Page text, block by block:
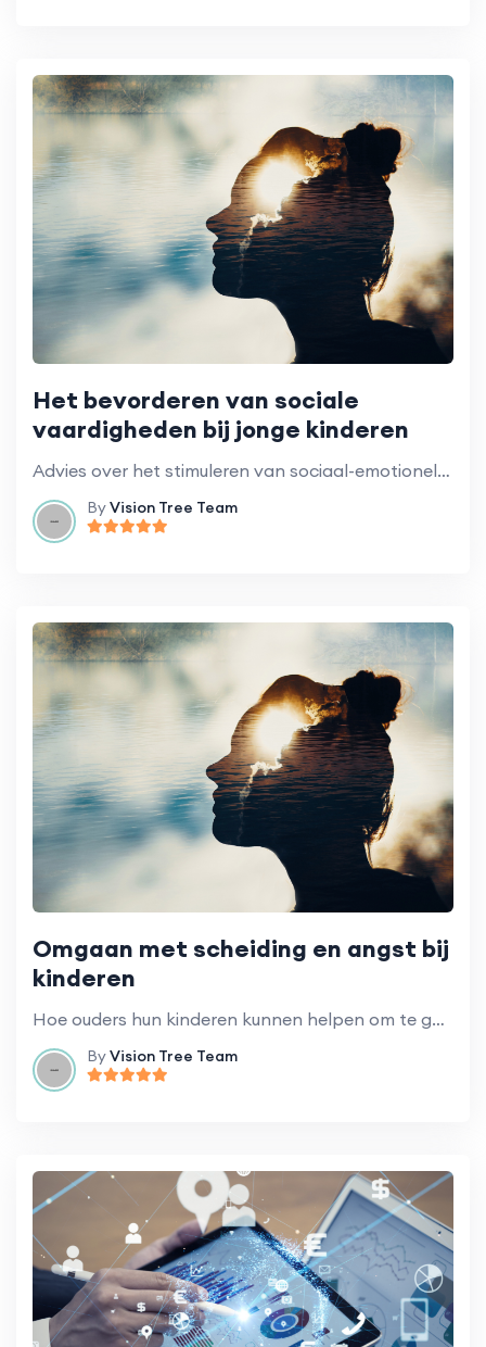
Het bevorderen van sociale
vaardigheden bij jonge kinderen
Advies over het stimuleren van sociaal-emotionele ontwikkeling thuis.
ByVision Tree Team
Omgaan met scheiding en angst bij
kinderen
Hoe ouders hun kinderen kunnen helpen om te gaan met afscheid nemen en angst bij het naar de kleuterschool gaan.
ByVision Tree Team